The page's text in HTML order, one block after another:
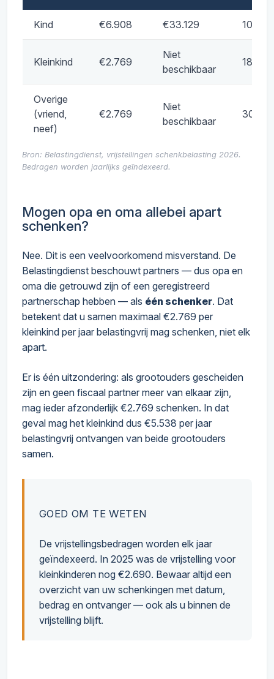
Kind €6.908 €33.129 10% /
Kleinkind €2.769
Niet
beschikbaar
18% /
Overige
(vriend,
neef)
€2.769
Niet
beschikbaar
30% /
Bron: Belastingdienst, vrijstellingen schenkbelasting 2026.
Bedragen worden jaarlijks geïndexeerd.
Mogen opa en oma allebei apart
schenken?
Nee. Dit is een veelvoorkomend misverstand. De
Belastingdienst beschouwt partners — dus opa en
oma die getrouwd zijn of een geregistreerd
partnerschap hebben — als één schenker. Dat
betekent dat u samen maximaal €2.769 per
kleinkind per jaar belastingvrij mag schenken, niet elk
apart.
Er is één uitzondering: als grootouders gescheiden
zijn en geen fiscaal partner meer van elkaar zijn,
mag ieder afzonderlijk €2.769 schenken. In dat
geval mag het kleinkind dus €5.538 per jaar
belastingvrij ontvangen van beide grootouders
samen.
GOED OM TE WETEN
De vrijstellingsbedragen worden elk jaar
geïndexeerd. In 2025 was de vrijstelling voor
kleinkinderen nog €2.690. Bewaar altijd een
overzicht van uw schenkingen met datum,
bedrag en ontvanger — ook als u binnen de
vrijstelling blijft.